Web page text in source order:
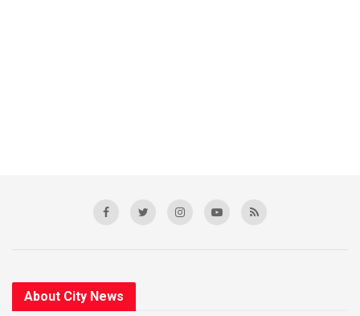
About City News